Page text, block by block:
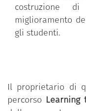
costruzione
miglioramento
gli studenti.
Il proprietario di
percorso Learning